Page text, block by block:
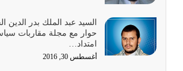
أبرز أسباب الشقاء هو الإعراض عن ذكر
الله المتمثل في القرآن الكريم
يوليو 31, 2026
السيد عبد الملك بدر الدين
حوار مع مجلة مقاربات
امتداد…
أغسطس 30, 2016